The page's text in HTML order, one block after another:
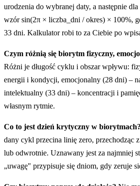
urodzenia do wybranej daty, a następnie
wzór sin(2π × liczba_dni / okres) × 100%,
33 dni. Kalkulator robi to za Ciebie po
Czym różnią się biorytm fizyczny,
Różni je długość cyklu i obszar wpływu:
energii i kondycji, emocjonalny (28 dni) –
intelektualny (33 dni) – koncentracji i
własnym rytmie.
Co to jest dzień krytyczny w biorytmach?
dany cykl przecina linię zero, przechodząc
lub odwrotnie. Uznawany jest za najmniej
„uwagę" przypisuje się dniom, gdy zeruje